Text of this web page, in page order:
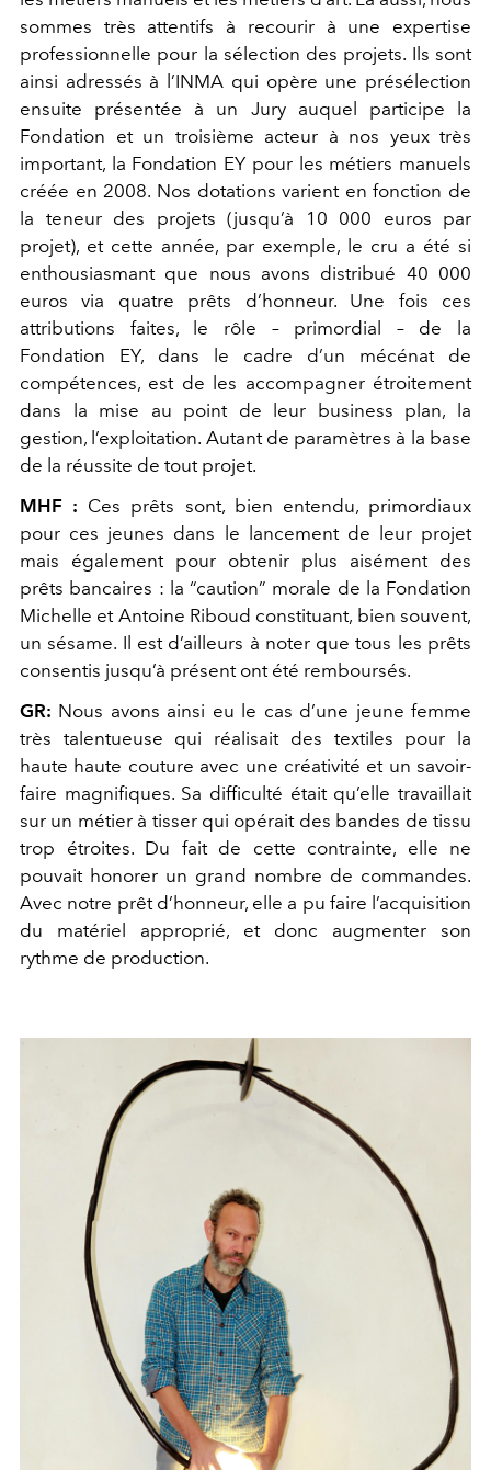
sommes très attentifs à recourir à une expertise
professionnelle pour la sélection des projets. Ils sont
ainsi adressés à l’INMA qui opère une présélection
ensuite présentée à un Jury auquel participe la
Fondation et un troisième acteur à nos yeux très
important, la Fondation EY pour les métiers manuels
créée en 2008. Nos dotations varient en fonction de
la teneur des projets (jusqu’à 10 000 euros par
projet), et cette année, par exemple, le cru a été si
enthousiasmant que nous avons distribué 40 000
euros via quatre prêts d’honneur. Une fois ces
attributions faites, le rôle – primordial – de la
Fondation EY, dans le cadre d’un mécénat de
compétences, est de les accompagner étroitement
dans la mise au point de leur business plan, la
gestion, l’exploitation. Autant de paramètres à la base
de la réussite de tout projet.
MHF : Ces prêts sont, bien entendu, primordiaux
pour ces jeunes dans le lancement de leur projet
mais également pour obtenir plus aisément des
prêts bancaires : la “caution” morale de la Fondation
Michelle et Antoine Riboud constituant, bien souvent,
un sésame. Il est d’ailleurs à noter que tous les prêts
consentis jusqu’à présent ont été remboursés.
GR: Nous avons ainsi eu le cas d’une jeune femme
très talentueuse qui réalisait des textiles pour la
haute haute couture avec une créativité et un savoir-
faire magnifiques. Sa difficulté était qu’elle travaillait
sur un métier à tisser qui opérait des bandes de tissu
trop étroites. Du fait de cette contrainte, elle ne
pouvait honorer un grand nombre de commandes.
Avec notre prêt d’honneur, elle a pu faire l’acquisition
du matériel approprié, et donc augmenter son
rythme de production.